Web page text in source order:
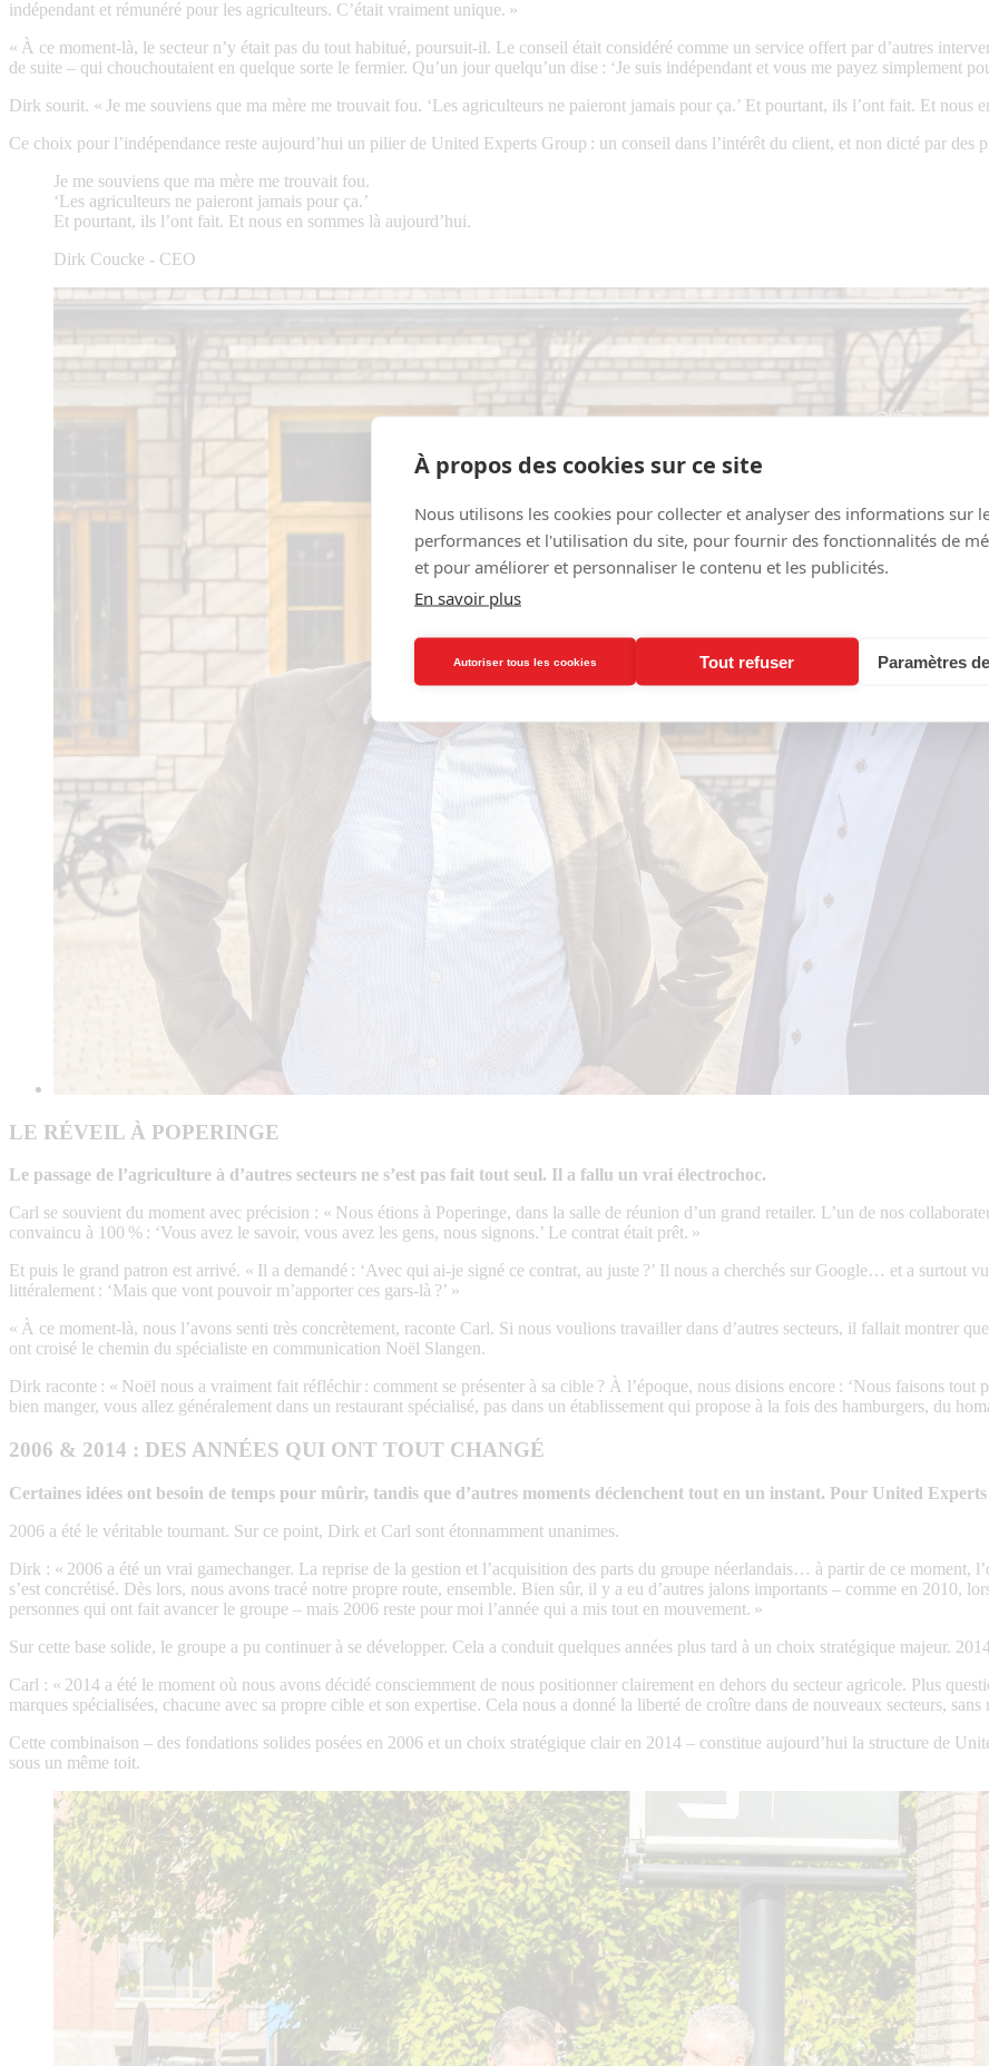
indépendant et rémunéré pour les agriculteurs. C’était vraiment unique. »
« À ce moment-là, le secteur n’y était pas du tout habitué, poursuit-il. Le conseil était considéré comme un service offert par d’autres
de suite – qui chouchoutaient en quelque sorte le fermier. Qu’un jour quelqu’un dise : ‘Je suis indépendant et vous me payez simplement
Dirk sourit. « Je me souviens que ma mère me trouvait fou. ‘Les agriculteurs ne paieront jamais pour ça.’ Et pourtant, ils l’ont fait. Et nous
Ce choix pour l’indépendance reste aujourd’hui un pilier de United Experts Group : un conseil dans l’intérêt du client, et non dicté par des
Je me souviens que ma mère me trouvait fou.
‘Les agriculteurs ne paieront jamais pour ça.’
Et pourtant, ils l’ont fait. Et nous en sommes là aujourd’hui.
Dirk Coucke - CEO
LE RÉVEIL À POPERINGE
Le passage de l’agriculture à d’autres secteurs ne s’est pas fait tout seul. Il a fallu un vrai électrochoc.
Carl se souvient du moment avec précision : « Nous étions à Poperinge, dans la salle de réunion d’un grand retailer. L’un de nos
convaincu à 100 % : ‘Vous avez le savoir, vous avez les gens, nous signons.’ Le contrat était prêt. »
Et puis le grand patron est arrivé. « Il a demandé : ‘Avec qui ai-je signé ce contrat, au juste ?’ Il nous a cherchés sur Google… et a surtout
littéralement : ‘Mais que vont pouvoir m’apporter ces gars-là ?’ »
« À ce moment-là, nous l’avons senti très concrètement, raconte Carl. Si nous voulions travailler dans d’autres secteurs, il fallait montrer
ont croisé le chemin du spécialiste en communication Noël Slangen.
Dirk raconte : « Noël nous a vraiment fait réfléchir : comment se présenter à sa cible ? À l’époque, nous disions encore : ‘Nous faisons
bien manger, vous allez généralement dans un restaurant spécialisé, pas dans un établissement qui propose à la fois des hamburgers, du
2006 & 2014 : DES ANNÉES QUI ONT TOUT CHANGÉ
Certaines idées ont besoin de temps pour mûrir, tandis que d’autres moments déclenchent tout en un instant. Pour United
2006 a été le véritable tournant. Sur ce point, Dirk et Carl sont étonnamment unanimes.
Dirk : « 2006 a été un vrai gamechanger. La reprise de la gestion et l’acquisition des parts du groupe néerlandais… à partir de ce moment,
s’est concrétisé. Dès lors, nous avons tracé notre propre route, ensemble. Bien sûr, il y a eu d’autres jalons importants – comme en 2010,
personnes qui ont fait avancer le groupe – mais 2006 reste pour moi l’année qui a mis tout en mouvement. »
Sur cette base solide, le groupe a pu continuer à se développer. Cela a conduit quelques années plus tard à un choix stratégique majeur.
Carl : « 2014 a été le moment où nous avons décidé consciemment de nous positionner clairement en dehors du secteur agricole. Plus
marques spécialisées, chacune avec sa propre cible et son expertise. Cela nous a donné la liberté de croître dans de nouveaux secteurs, sans
Cette combinaison – des fondations solides posées en 2006 et un choix stratégique clair en 2014 – constitue aujourd’hui la structure de
sous un même toit.
À propos des cookies sur ce site
Nous utilisons les cookies pour collecter et analyser des informations sur
performances et l'utilisation du site, pour fournir des fonctionnalités de
et pour améliorer et personnaliser le contenu et les publicités.
En savoir plus
Autoriser tous les cookies Tout refuser Paramètres